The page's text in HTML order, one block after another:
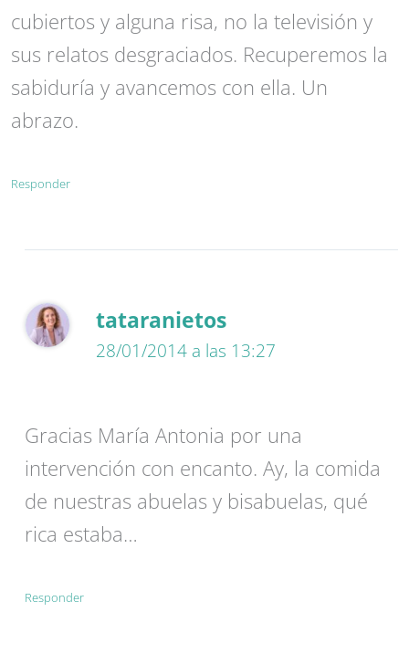
cubiertos y alguna risa, no la televisión y
sus relatos desgraciados. Recuperemos la
sabiduría y avancemos con ella. Un
abrazo.
Responder
tataranietos
28/01/2014 a las 13:27
Gracias María Antonia por una
intervención con encanto. Ay, la comida
de nuestras abuelas y bisabuelas, qué
rica estaba…
Responder